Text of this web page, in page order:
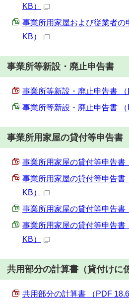
KB）
事業所用家屋および従業者の
KB）
事業所等新設・廃止申告書
事業所等新設・廃止申告書 （
事業所等新設・廃止申告書 （
事業所用家屋の貸付等申告書
事業所用家屋の貸付等申告書
事業所用家屋の貸付等申告書
KB）
事業所用家屋の貸付等申告書
事業所用家屋の貸付等申告書
KB）
共用部分の計算書（貸付けに
共用部分の計算書 （PDF 18.6